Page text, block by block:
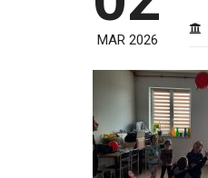
MAR 2026